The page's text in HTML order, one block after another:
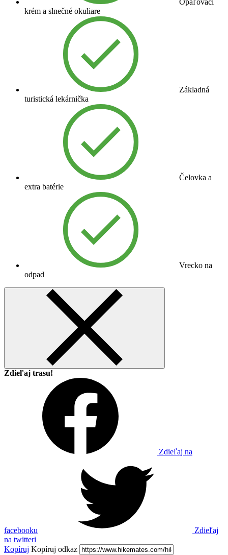
Opaľovací
krém a slnečné okuliare
Základná
turistická lekárnička
Čelovka a
extra batérie
Vrecko na
odpad
Zdieľaj trasu!
Zdieľaj na
facebooku
Zdieľaj
na twitteri
Kopíruj Kopíruj odkaz